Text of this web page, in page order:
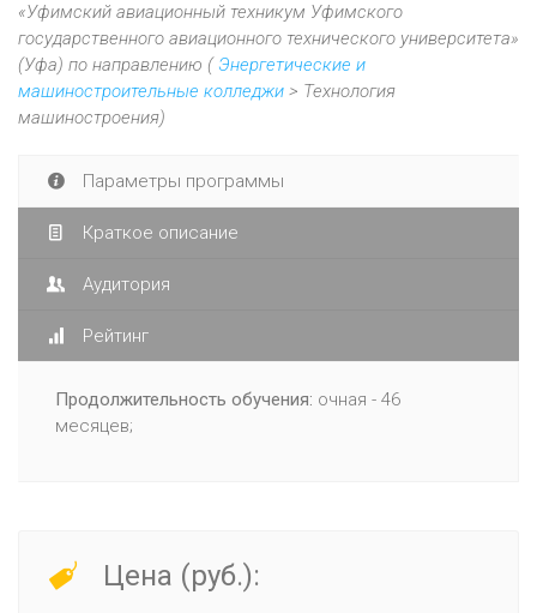
«Уфимский авиационный техникум Уфимского
государственного авиационного технического университета»
(Уфа) по направлению ( Энергетические и
машиностроительные колледжи > Технология
машиностроения)
Параметры программы
Краткое описание
Аудитория
Рейтинг
Продолжительность обучения: очная - 46
месяцев;
Цена (руб.):